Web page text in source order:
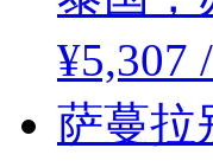
¥5,307
萨蔓拉